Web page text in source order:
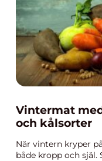
Vintermat
och kålsorter
När vintern kryper
både kropp och själ.